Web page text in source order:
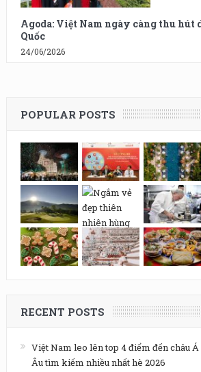
Agoda: Việt Nam ngày càng thu hút
Quốc
24/06/2026
POPULAR POSTS
RECENT POSTS
Việt Nam leo lên top 4 điểm đến châu
Âu tìm kiếm nhiều nhất hè 2026